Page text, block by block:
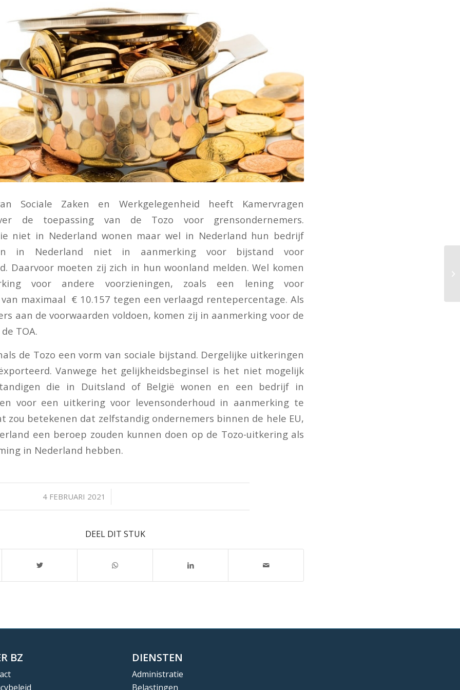
Sociale Zaken en Werkgelegenheid heeft Kamervragen
de toepassing van de Tozo voor grensondernemers.
niet in Nederland wonen maar wel in Nederland hun bedrijf
in Nederland niet in aanmerking voor bijstand voor
Daarvoor moeten zij zich in hun woonland melden. Wel komen
voor andere voorzieningen, zoals een lening voor
maximaal € 10.157 tegen een verlaagd rentepercentage. Als
aan de voorwaarden voldoen, komen zij in aanmerking voor de
TOA.
de Tozo een vorm van sociale bijstand. Dergelijke uitkeringen
Vanwege het gelijkheidsbeginsel is het niet mogelijk
die in Duitsland of België wonen en een bedrijf in
voor een uitkering voor levensonderhoud in aanmerking te
zou betekenen dat zelfstandig ondernemers binnen de hele EU,
een beroep zouden kunnen doen op de Tozo-uitkering als
in Nederland hebben.
4 FEBRUARI 2021
/
DEEL DIT STUK
BZ DIENSTEN
Administratie
Belastingen